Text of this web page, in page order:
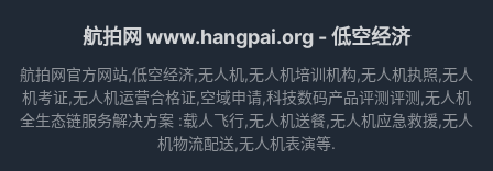
航拍网 www.hangpai.org - 低空经济
航拍网官方网站,低空经济,无人机,无人机培训机构,无人机执照,无人
机考证,无人机运营合格证,空域申请,科技数码产品评测评测,无人机
全生态链服务解决方案 :载人飞行,无人机送餐,无人机应急救援,无人
机物流配送,无人机表演等.